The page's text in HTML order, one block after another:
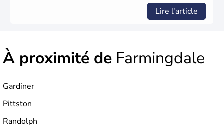
Lire l'article
À proximité de Farmingdale
Gardiner
Pittston
Randolph